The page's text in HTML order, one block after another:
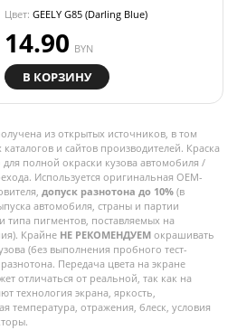
Цвет: GEELY G85 (Darling Blue)
14.90 BYN
В КОРЗИНУ
из открытых источников, в том
и сайтов производителей. Краска
полной окраски кузова автомобиля /
Используется оригинальная OEM-
допуск разнотона до 10% (в
автомобиля, страны и партии
типа пигментов, поставляемых на
Крайне НЕ РЕКОМЕНДУЕМ окрашивать
(без выполнения пробного тест-
Передача цвета на экране
отличаться от реальной, так как на
технология экрана, яркость,
температура, отражения, блеск, условия